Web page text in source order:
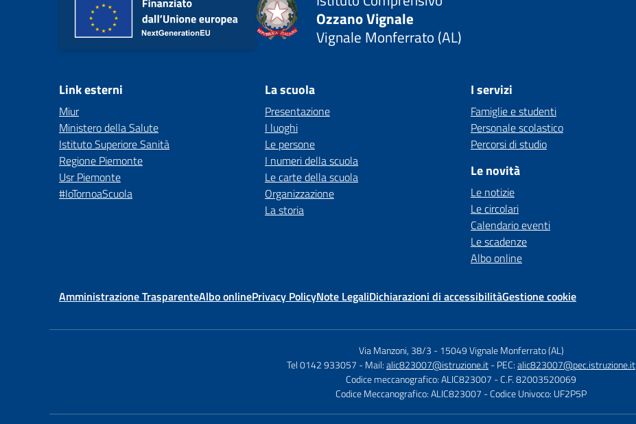
Ozzano Vignale
Vignale Monferrato (AL)
Link esterni
Miur
Ministero della Salute
Istituto Superiore Sanità
Regione Piemonte
Usr Piemonte
#IoTornoaScuola
La scuola
Presentazione
I luoghi
Le persone
I numeri della scuola
Le carte della scuola
Organizzazione
La storia
I servizi
Famiglie e studenti
Personale scolastico
Percorsi di studio
Le novità
Le notizie
Le circolari
Calendario eventi
Le scadenze
Albo online
Amministrazione TrasparenteAlbo onlinePrivacy PolicyNote LegaliDichiarazioni di accessibilitàGestione cookie
Via Manzoni, 38/3 -15049 Vignale Monferrato (AL)
Tel 0142 933057 - Mail:alic823007@istruzione.it- PEC:alic823007@pec.istruzione.it
Codice meccanografico: ALIC823007 - C.F. 82003520069
Codice Meccanografico: ALIC823007 - Codice Univoco: UF2P5P